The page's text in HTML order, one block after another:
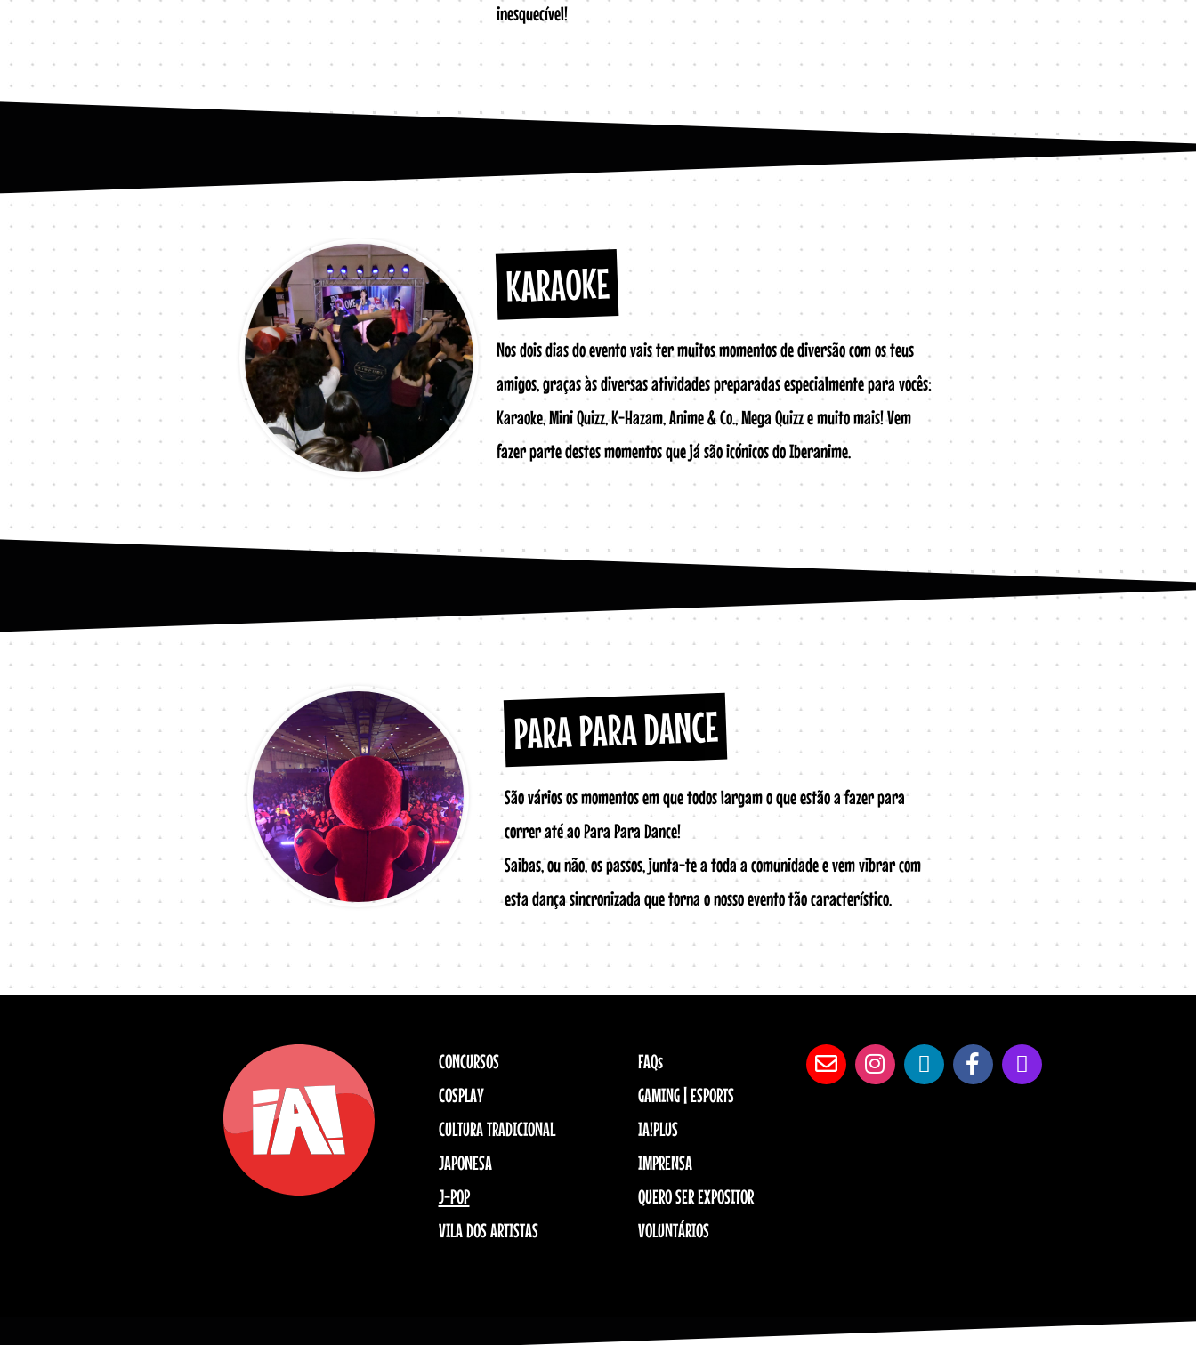
inesquecível!
KARAOKE
Nos dois dias do evento vais ter muitos momentos de diversão com os teus
amigos, graças às diversas atividades preparadas especialmente para vocês:
Karaoke, Mini Quizz, K-Hazam, Anime & Co., Mega Quizz e muito mais! Vem
fazer parte destes momentos que já são icónicos do Iberanime.
PARA PARA DANCE
São vários os momentos em que todos largam o que estão a fazer para
correr até ao Para Para Dance!
Saibas, ou não, os passos, junta-te a toda a comunidade e vem vibrar com
esta dança sincronizada que torna o nosso evento tão característico.
CONCURSOS
COSPLAY
CULTURA TRADICIONAL
JAPONESA
J-POP
VILA DOS ARTISTAS
FAQs
GAMING | ESPORTS
IA!PLUS
IMPRENSA
QUERO SER EXPOSITOR
VOLUNTÁRIOS